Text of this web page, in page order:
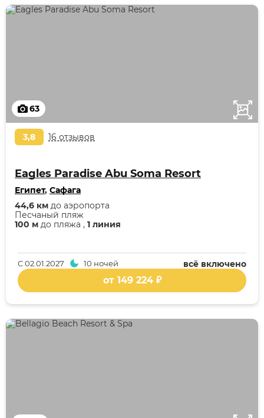
63
3,8 16 отзывов
Eagles Paradise Abu Soma Resort
Египет, Сафага
100 м до пляжа , 1 линия
Песчаный пляж
44,6 км до аэропорта
всё включено
С02.01.2027 10 ночей
от 149 224 ₽